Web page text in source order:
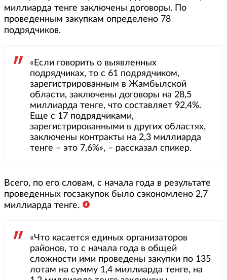
миллиарда тенге заключены договоры. По
проведенным закупкам определено 78
подрядчиков.
«Если говорить о выявленных
подрядчиках, то с 61 подрядчиком,
зарегистрированным в Жамбылской
области, заключены договоры на 28,5
миллиарда тенге, что составляет 92,4%.
Еще с 17 подрядчиками,
зарегистрированными в других областях,
заключены контракты на 2,3 миллиарда
тенге – это 7,6%», – рассказал спикер.
Всего, по его словам, с начала года в результате
проведенных госзакупок было сэкономлено 2,7
миллиарда тенге.
«Что касается единых организаторов
районов, то с начала года в общей
сложности ими проведены закупки по 135
лотам на сумму 1,4 миллиарда тенге, на